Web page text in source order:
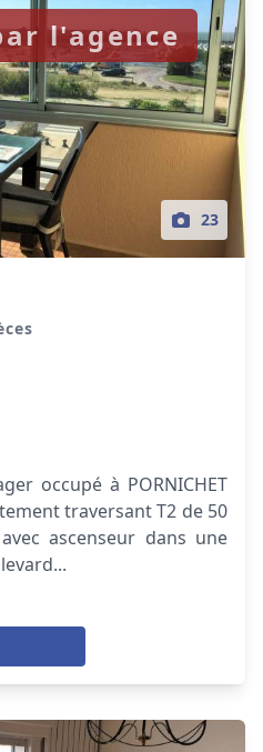
23
l'agence
occupé à PORNICHET
traversant T2 de 50
ascenseur dans une